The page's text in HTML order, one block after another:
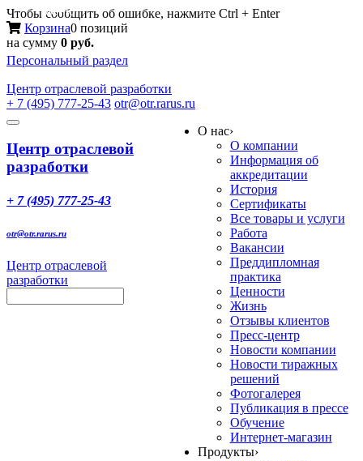
Чтобы сообщить об ошибке, нажмите Ctrl + Enter
Корзина0 позиций
на сумму 0 руб.
Персональный раздел
Центр отраслевой разработки
+ 7 (495) 777-25-43 otr@otr.rarus.ru
Toggle
Меню
Центр отраслевой
разработки
+ 7 (495) 777-25-43
otr@otr.rarus.ru
Центр отраслевой
разработки
О нас›
О компании
Информация об
аккредитации
История
Сертификаты
Все товары и услуги
Работа
Вакансии
Преддипломная
практика
Ценности
Жизнь
Отзывы клиентов
Пресс-центр
Новости компании
Новости тиражных
решений
Фотогалерея
Публикация в прессе
Обучение
Интернет-магазин
Продукты›